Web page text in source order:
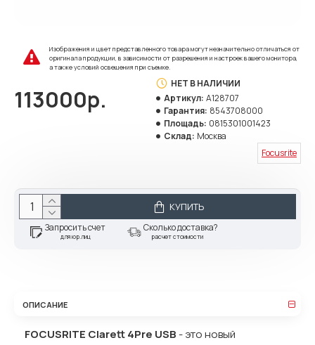
Изображения и цвет представленного товара могут незначительно отличаться от
оригинала продукции, в зависимости от разрешения и настроек вашего монитора,
а также условий освещения при съемке.
113000р.
НЕТ В НАЛИЧИИ
Артикул: A128707
Гарантия: 8543708000
Площадь: 0815301001423
Склад: Москва
Focusrite
КУПИТЬ
Запросить счет
для юр.лиц
Сколько доставка?
расчет стоимости
ОПИСАНИЕ
FOCUSRITE Clarett 4Pre USB - это новый